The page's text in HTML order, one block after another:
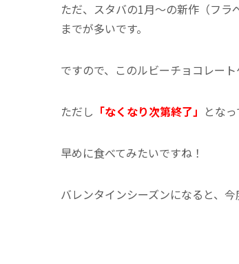
ただ、スタバの1月〜の新作（フ
までが多いです。
ですので、このルビーチョコレー
ただし 「なくなり次第終了」 とな
早めに食べてみたいですね！
バレンタインシーズンになると、